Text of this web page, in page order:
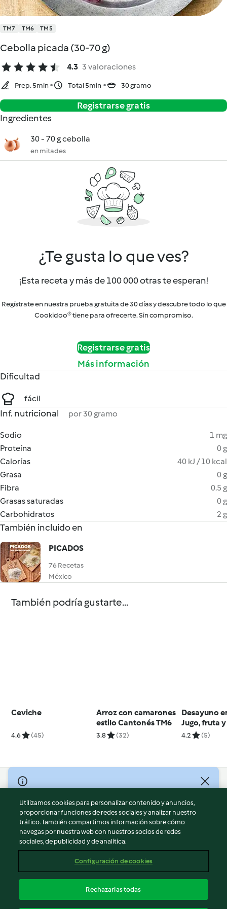
TM7 TM6 TM5
Cebolla picada (30-70 g)
4.3 3 valoraciones
Prep. 5min Total 5min 30 gramo
Registrarse gratis
Ingredientes
30 - 70 g cebolla
en mitades
¿Te gusta lo que ves?
¡Esta receta y más de 100 000 otras te esperan!
Regístrate en nuestra prueba gratuita de 30 días y descubre todo lo que
Cookidoo® tiene para ofrecerte. Sin compromiso.
Registrarse gratis
Más información
Dificultad
fácil
Inf. nutricional por 30 gramo
Sodio
1 mg
Proteína
0 g
Calorías
40 kJ / 10 kcal
Grasa
0 g
Fibra
0.5 g
Grasas saturadas
0 g
Carbohidratos
2 g
También incluido en
PICADOS
76 Recetas
México
También podría gustarte...
Ceviche
4.6 (45)
Arroz con camarones
estilo Cantonés TM6
3.8 (32)
Desayuno
Jugo, fruta
4.2 (5)
© Copyright 2026
Términos de uso
Política de privacidad
Aviso legal
Información legal
Reportar contenido
Declaración de accesibilidad
Utilizamos cookies para personalizar contenido y anuncios,
proporcionar funciones de redes sociales y analizar nuestro
tráfico. También compartimos información sobre cómo
navegas por nuestra web con nuestros socios de redes
sociales, de publicidad y de analítica.
Configuración de cookies
Rechazarlas todas